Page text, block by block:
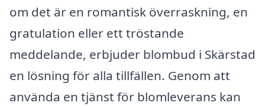
om det är en romantisk överraskning, en
gratulation eller ett tröstande
meddelande, erbjuder blombud i Skärstad
en lösning för alla tillfällen. Genom att
använda en tjänst för blomleverans kan